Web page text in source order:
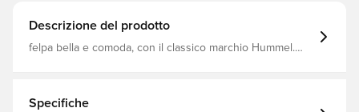
Descrizione del prodotto
felpa bella e comoda, con il classico marchio Hummel.
Specifiche